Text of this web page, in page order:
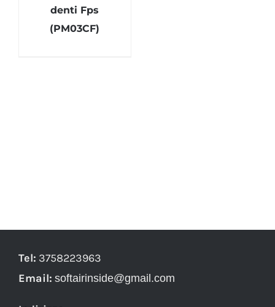
denti Fps
(PM03CF)
Tel: 3758223963
Email: softairinside@gmail.com